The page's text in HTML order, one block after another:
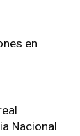
en
Nacional